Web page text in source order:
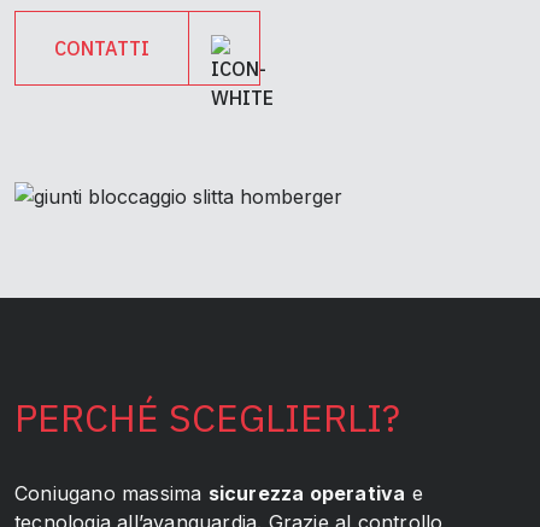
CONTATTI
PERCHÉ SCEGLIERLI?
Coniugano massima sicurezza operativa e
tecnologia all’avanguardia. Grazie al controllo